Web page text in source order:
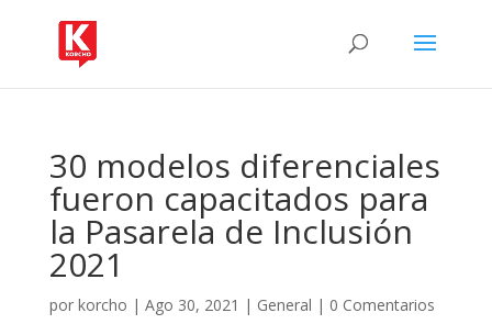
30 modelos diferenciales
fueron capacitados para
la Pasarela de Inclusión
2021
por korcho | Ago 30, 2021 | General | 0 Comentarios